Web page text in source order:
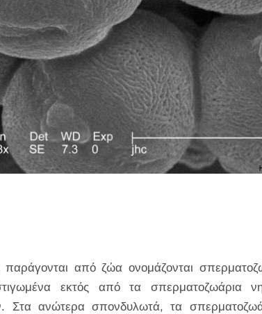
από ζώα ονομάζονται
εκτός από τα σπερματοζωάρια
Στα ανώτερα σπονδυλωτά, τα